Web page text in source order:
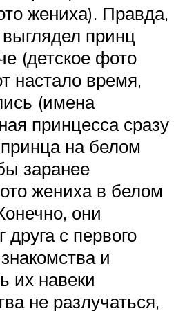
жениха). Правда,
принц
(детское фото
настало время,
(имена
принцесса сразу
на белом
заранее
жениха в белом
они
с первого
и
их навеки
не разлучаться,